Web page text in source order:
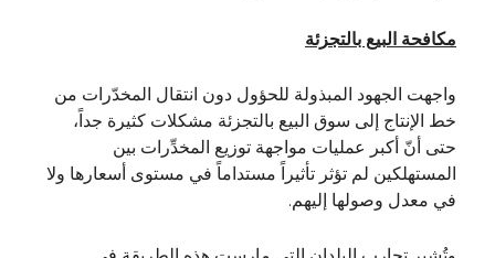
مكافحة البيع بالتجزئة
واجهت الجهود المبذولة للحؤول دون انتقال المخدّرات من
خط الإنتاج إلى سوق البيع بالتجزئة مشكلات كثيرة جداً،
حتى أنّ أكبر عمليات مواجهة توزيع المخدِّرات بين
المستهلكين لم تؤثر تأثيراً مستداماً في مستوى أسعارها ولا
في معدل وصولها إليهم.